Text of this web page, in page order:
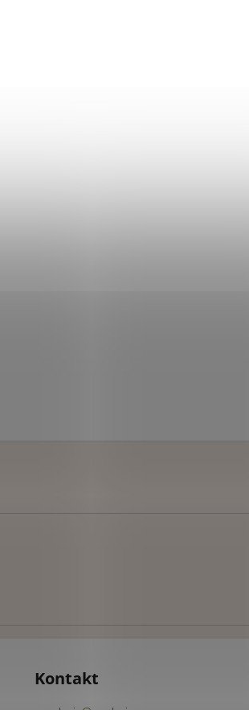
Kontakt